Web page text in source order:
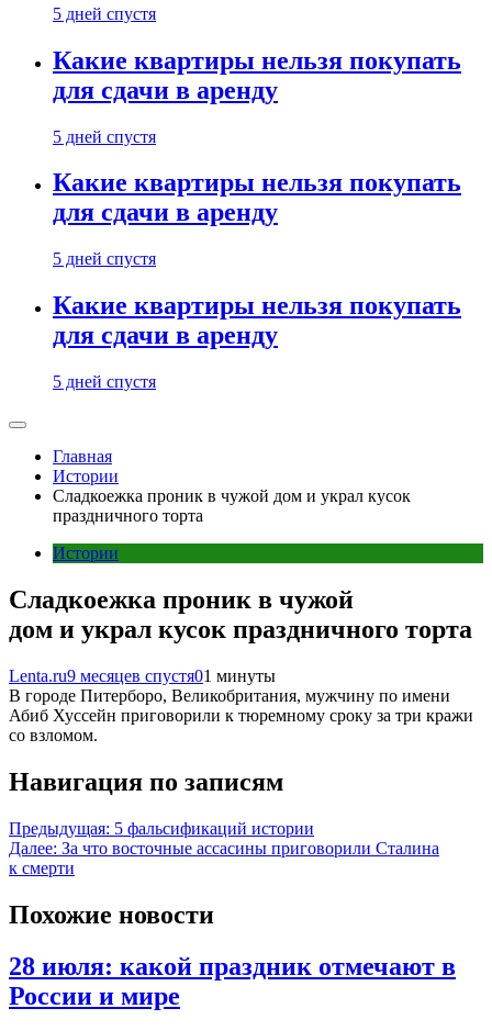
5 дней спустя
Какие квартиры нельзя покупать
для сдачи в аренду
5 дней спустя
Какие квартиры нельзя покупать
для сдачи в аренду
5 дней спустя
Какие квартиры нельзя покупать
для сдачи в аренду
5 дней спустя
Главная
Истории
Сладкоежка проник в чужой дом и украл кусок
праздничного торта
Истории
Сладкоежка проник в чужой
дом и украл кусок праздничного торта
Lenta.ru9 месяцев спустя01 минуты
В городе Питерборо, Великобритания, мужчину по имени
Абиб Хуссейн приговорили к тюремному сроку за три кражи
со взломом.
Навигация по записям
Предыдущая: 5 фальсификаций истории
Далее: За что восточные ассасины приговорили Сталина
к смерти
Похожие новости
28 июля: какой праздник отмечают в
России и мире